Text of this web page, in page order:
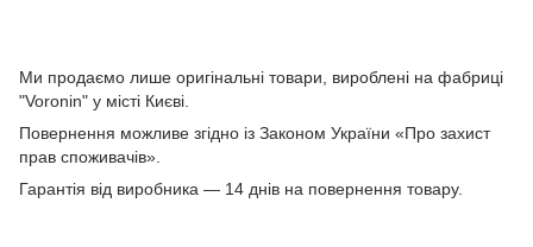
Ми продаємо лише оригінальні товари, вироблені на фабриці
"Voronin" у місті Києві.
Повернення можливе згідно із Законом України «Про захист
прав споживачів».
Гарантія від виробника — 14 днів на повернення товару.